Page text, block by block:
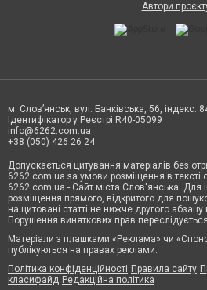
Автори
м. Слов’янськ, вул. Банківська, 56, індекс:
Ідентифікатор у Реєстрі R40-05099
info@6262.com.ua
+38 (050) 426 26 24
Допускається цитування матеріалів без
6262.com.ua за умови розміщення в тексті
6262.com.ua - Сайт міста Слов'янська. Для
розміщення прямого, відкритого для
на цитовані статті не нижче другого
Порушення виняткових прав
Матеріали з плашками «Реклама» чи
публікуються на правах реклами.
Політика конфіденційності Правила сайту
класифайд Редакційна політика